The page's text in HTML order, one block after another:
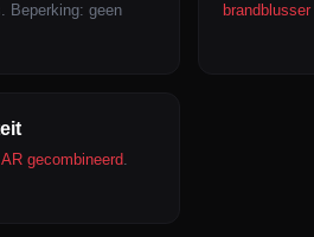
Beperking: geen
brandblusser
gecombineerd.